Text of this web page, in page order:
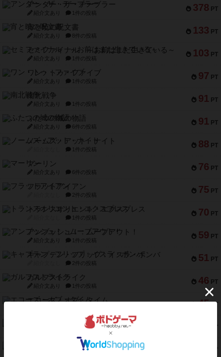
378 PT
アンダー・ザ・テーブラー
紹介文あり 1件の投稿
133 PT
宵と暁の呪文書
紹介文あり 8件の投稿
103 PT
セミファイナル ～お前はまだ生きている～
紹介文あり 1件の投稿
97 PT
ワン・トゥ・ファイブ
紹介文あり 1件の投稿
91 PT
南北戦争
紹介文あり 1件の投稿
91 PT
ふたつの城の物語
紹介文あり 6件の投稿
88 PT
ノームズ・アット・ナイト
1件の投稿
76 PT
マーリン
紹介文あり 6件の投稿
75 PT
フラットアイアン
2件の投稿
70 PT
トランスオリエント・エクスプレス
1件の投稿
59 PT
アンブッシュ！：ムーブアウト！
紹介文あり 1件の投稿
51 PT
キャプテン・フリップ：イスラ・ボンバ
2件の投稿
46 PT
ガルフストライク
紹介文あり 1件の投稿
45 PT
エコーズ・オブ・タイム
PT
PT